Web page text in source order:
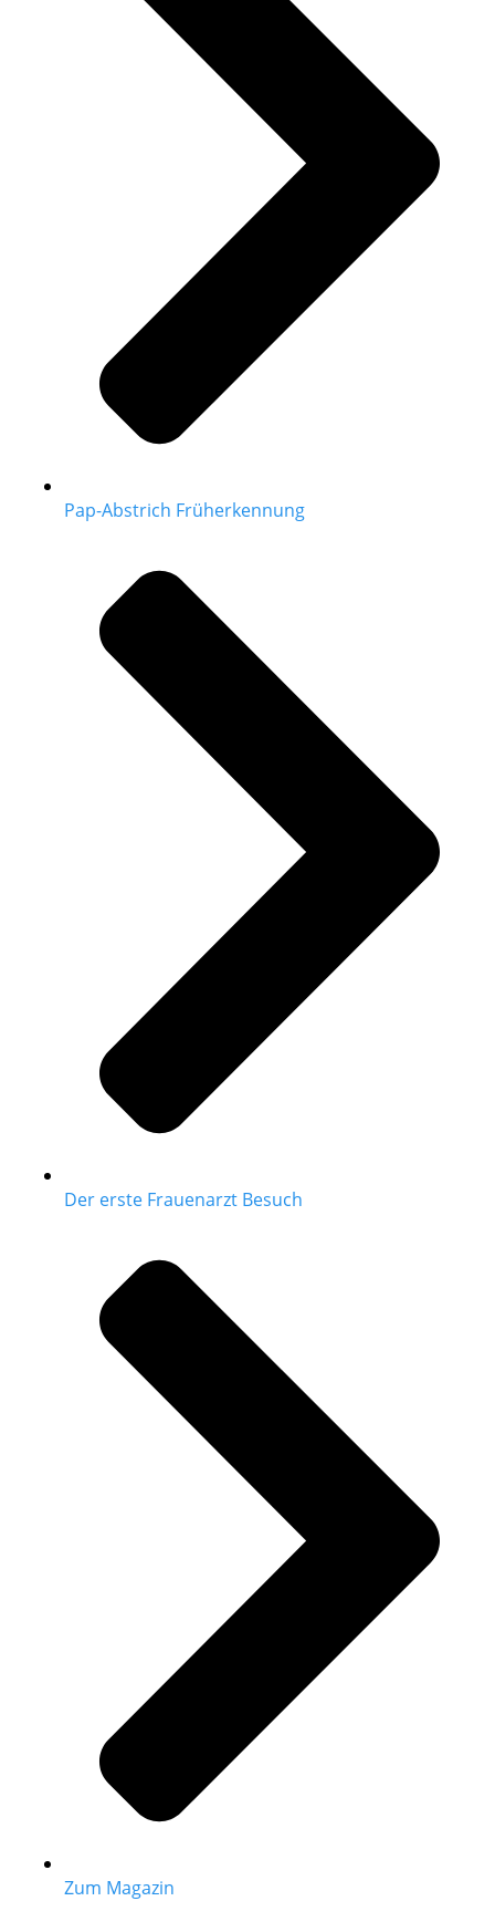
Pap-Abstrich Früherkennung
Der erste Frauenarzt Besuch
Zum Magazin